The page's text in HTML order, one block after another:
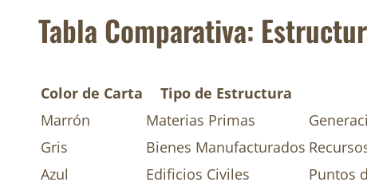
Tabla Comparativa:
Color de Carta Tipo de Estructura
Marrón
Materias Primas
Gris
Bienes Manufacturados
Azul
Edificios Civiles
Puntos